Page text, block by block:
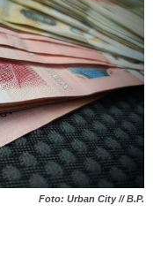
Foto: Urban City // B.P.